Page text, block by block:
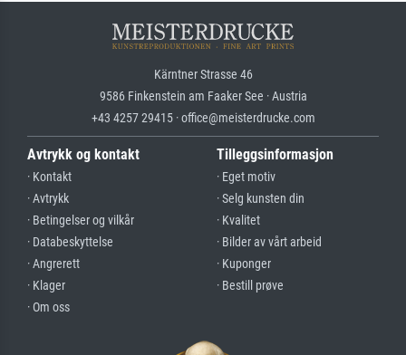
Kärntner Strasse 46
9586 Finkenstein am Faaker See · Austria
+43 4257 29415 · office@meisterdrucke.com
Avtrykk og kontakt
· Kontakt
· Avtrykk
· Betingelser og vilkår
· Databeskyttelse
· Angrerett
· Klager
· Om oss
Tilleggsinformasjon
· Eget motiv
· Selg kunsten din
· Kvalitet
· Bilder av vårt arbeid
· Kuponger
· Bestill prøve